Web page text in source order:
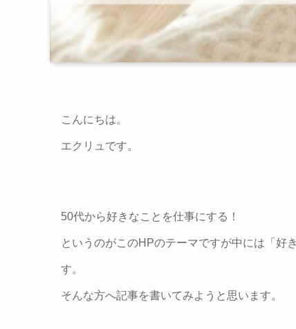
こんにちは。
エクリュです。
50代から好きなことを仕事にする！
というのがこのHPのテーマですが中には「好
す。
そんな方へ記事を書いてみようと思います。